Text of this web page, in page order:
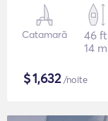
Catamarã
46 ft
14 m
$1,632/noite